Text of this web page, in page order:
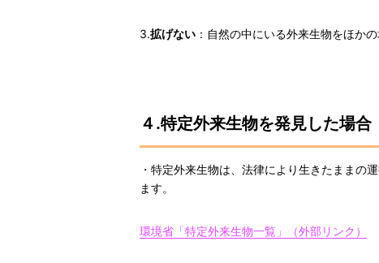
3.拡げない ：自然の中にいる外来生物をほか
４.特定外来生物を発見した場合
・特定外来生物は、法律により生きたままの
ます。
環境省「特定外来生物一覧」（外部リンク）